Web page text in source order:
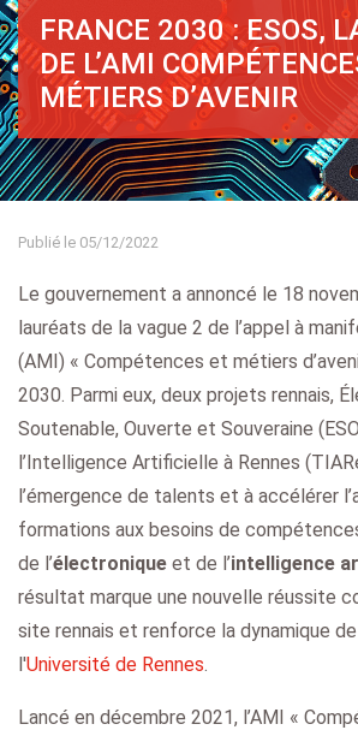
FRANCE 2030 : ESOS,
DE L’AMI
MÉTIERS D’AVENIR
Publié le 05/12/2022
Le gouvernement a annoncé le 18
lauréats de la vague 2 de l’appel à
(AMI) « Compétences et métiers
2030. Parmi eux, deux projets rennais,
Soutenable, Ouverte et Souveraine
l’Intelligence Artificielle à Rennes
l’émergence de talents et à accélérer
formations aux besoins de
de l’électronique et de l’intelligence
résultat marque une nouvelle réussite
site rennais et renforce la dynamique
l'Université de Rennes.
Lancé en décembre 2021, l’AMI «